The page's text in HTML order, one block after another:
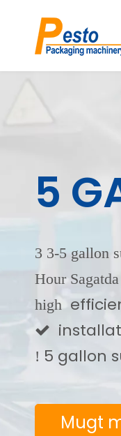
5
3 3-5 gallon
Hour
high

! 5 gallon
Mugt